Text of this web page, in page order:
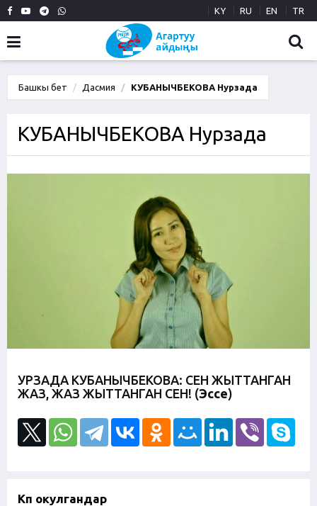
KY RU EN TR
Башкы бет Дасмия КУБАНЫЧБЕКОВА Нурзада
КУБАНЫЧБЕКОВА Нурзада
УРЗАДА КУБАНЫЧБЕКОВА: СЕН ЖЫТТАНГАН
ЖАЗ, ЖАЗ ЖЫТТАНГАН СЕН! (Эссе)
Көп окулгандар